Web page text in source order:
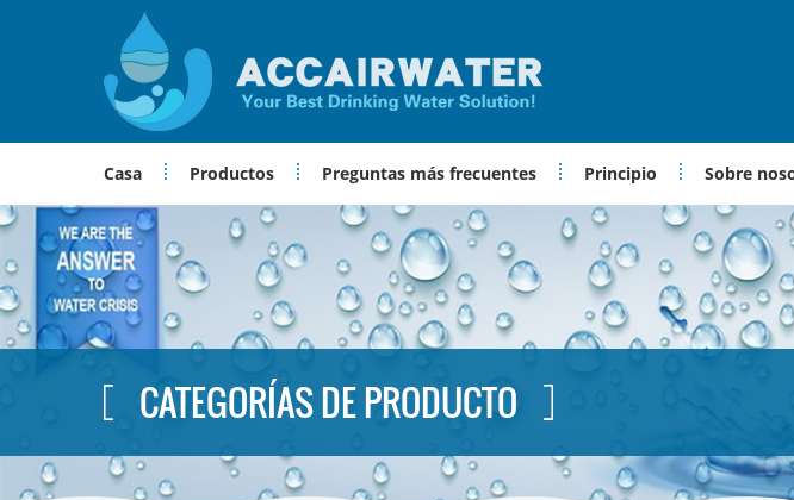
Casa Productos Preguntas más frecuentes Principio Sobre
CATEGORÍAS DE PRODUCTO